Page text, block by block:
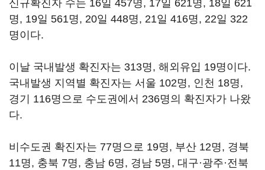
신규확진자 수는 16일 457명, 17일 621명, 18일 621
명, 19일 561명, 20일 448명, 21일 416명, 22일 322
명이다.
이날 국내발생 확진자는 313명, 해외유입 19명이다.
국내발생 지역별 확진자는 서울 102명, 인천 18명,
경기 116명으로 수도권에서 236명의 확진자가 나왔
다.
비수도권 확진자는 77명으로 19명, 부산 12명, 경북
11명, 충북 7명, 충남 6명, 경남 5명, 대구·광주·전북